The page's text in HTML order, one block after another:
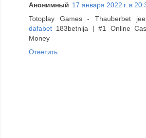
Анонимный 17 января 2022 г. в
Totoplay Games - Thauberbet
dafabet 183betnija | #1 Online
Money
Ответить